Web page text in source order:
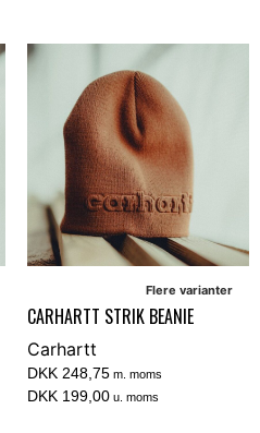
Flere varianter
CARHARTT STRIK BEANIE
Carhartt
DKK 248,75 m. moms
DKK 199,00 u. moms